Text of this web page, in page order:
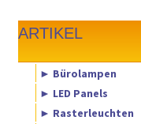
ARTIKEL
► Bürolampen
► LED Panels
► Rasterleuchten